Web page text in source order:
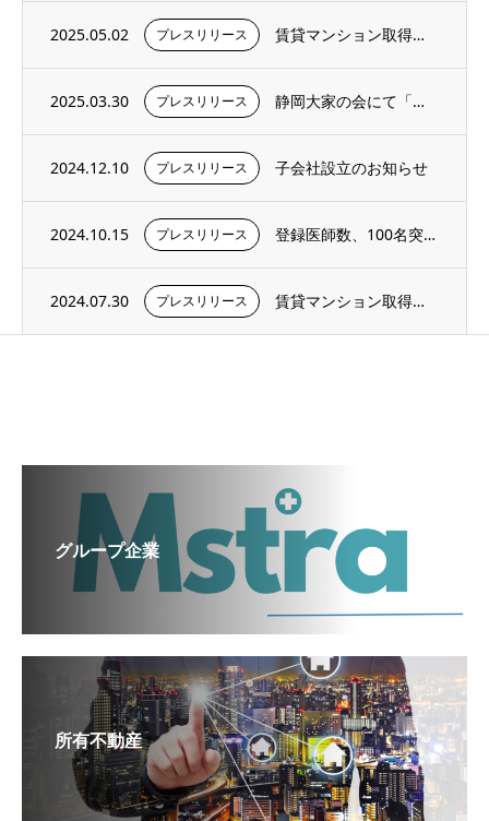
2025.05.02 プレスリリース 賃貸マンション取得のお知らせ
2025.03.30 プレスリリース 静岡大家の会にて「外壁塗装の一括見積もりサービス」を開始
2024.12.10 プレスリリース 子会社設立のお知らせ
2024.10.15 プレスリリース 登録医師数、100名突破のお知らせ
2024.07.30 プレスリリース 賃貸マンション取得に関するお知らせ
グループ企業
所有不動産